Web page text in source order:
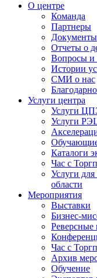
О центре
Команда
Партнеры
Документы
Отчеты о
Вопросы и
Истории
СМИ о нас
Услуги центра
Услуги
Услуги
Каталоги
Час с
Услуги для
области
Мероприятия
Выставки
Бизнес-
Реверсные
Час с
Архив
Обучение